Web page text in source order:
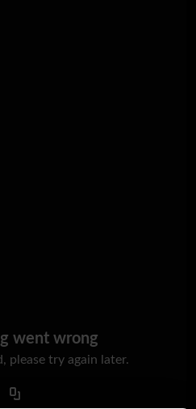
went wrong
please try again later.